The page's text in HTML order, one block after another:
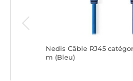
Nedis Câble RJ45
m (Bleu)